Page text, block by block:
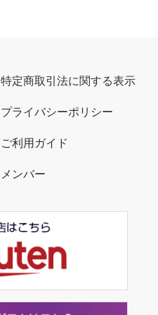
特定商取引法に関する表示
プライバシーポリシー
ご利用ガイド
メンバー